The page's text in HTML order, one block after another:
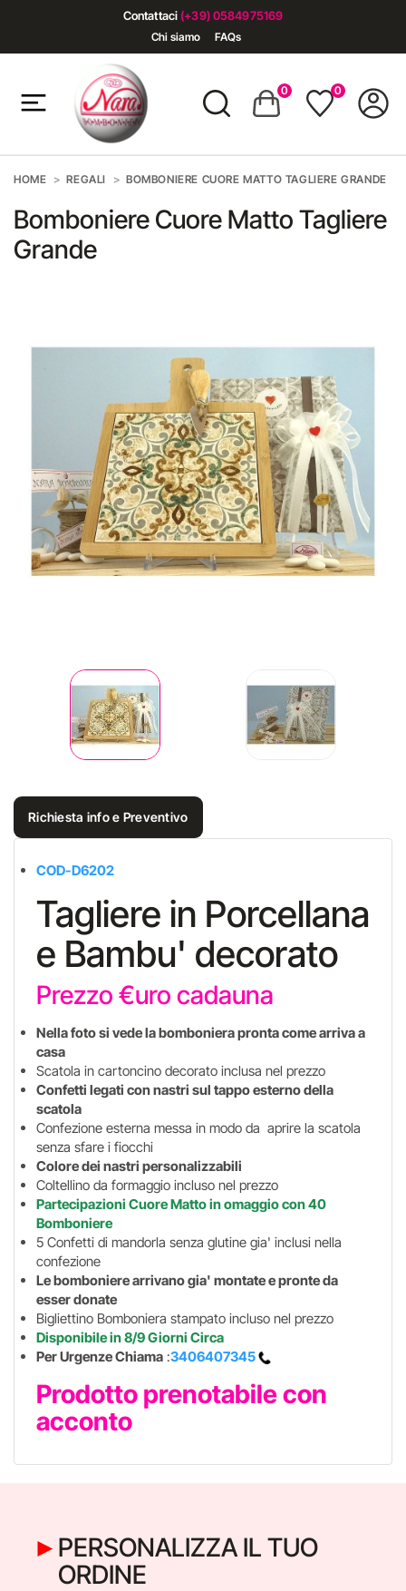
Contattaci (+39) 0584975169
Chi siamo FAQs
0 0
HOME REGALI BOMBONIERE CUORE MATTO TAGLIERE GRANDE
Bomboniere Cuore Matto Tagliere
Grande
Richiesta info e Preventivo
COD-D6202
Tagliere in Porcellana
e Bambu' decorato
Prezzo €uro cadauna
Nella foto si vede la bomboniera pronta come arriva a
casa
Scatola in cartoncino decorato inclusa nel prezzo
Confetti legati con nastri sul tappo esterno della
scatola
Confezione esterna messa in modo da aprire la scatola
senza sfare i fiocchi
Colore dei nastri personalizzabili
Coltellino da formaggio incluso nel prezzo
Partecipazioni Cuore Matto in omaggiocon 40
Bomboniere
5 Confetti di mandorla senza glutine gia' inclusi nella
confezione
Le bomboniere arrivano gia' montate e pronte da
esser donate
Bigliettino Bomboniera stampato incluso nel prezzo
Disponibile in 8/9 Giorni Circa
Per Urgenze Chiama :3406407345
Prodotto prenotabile con
acconto
PERSONALIZZA IL TUO
ORDINE